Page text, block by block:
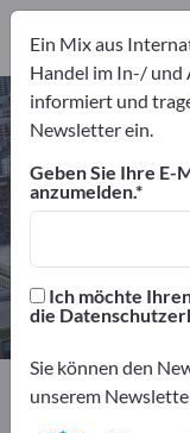
Anbieter
22
Exportpages
Ein Mix aus
Handel im In-/ und
informiert und
Newsletter ein.
Geben Sie Ihre E-
anzumelden.
Ich möchte
die
Sie können den
unserem